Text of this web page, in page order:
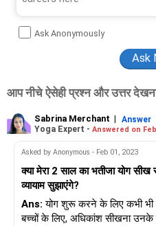
Ask Anonymously
आप नीचे ऐसेही प्रश्न और उत्तर
Sabrina Merchant | Answer
Yoga Expert - Answered on
Asked by Anonymous - Feb 01, 2023
क्या मेरा 2 साल का भतीजा योग
व्यायाम सुझाएंगे?
Ans: योग शुरू करने के लिए कभी भी
बच्चों के लिए, अधिकांश सीखना